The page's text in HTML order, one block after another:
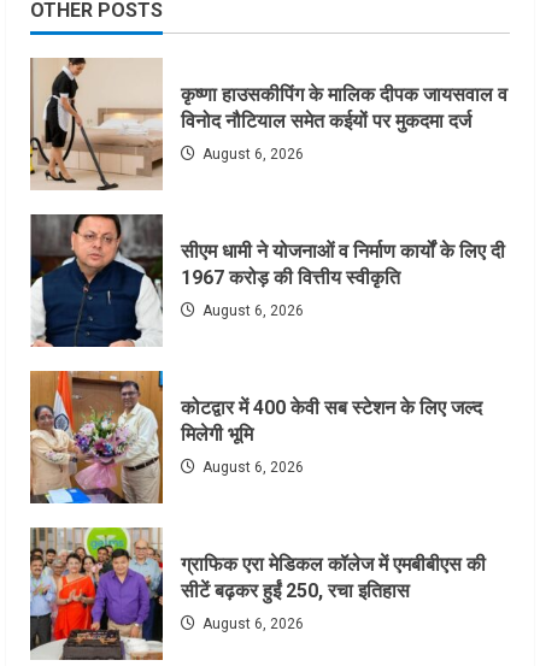
OTHER POSTS
कृष्णा हाउसकीपिंग के मालिक दीपक जायसवाल व
विनोद नौटियाल समेत कईयों पर मुकदमा दर्ज
August 6, 2026
सीएम धामी ने योजनाओं व निर्माण कार्यों के लिए दी
1967 करोड़ की वित्तीय स्वीकृति
August 6, 2026
कोटद्वार में 400 केवी सब स्टेशन के लिए जल्द
मिलेगी भूमि
August 6, 2026
ग्राफिक एरा मेडिकल कॉलेज में एमबीबीएस की
सीटें बढ़कर हुईं 250, रचा इतिहास
August 6, 2026